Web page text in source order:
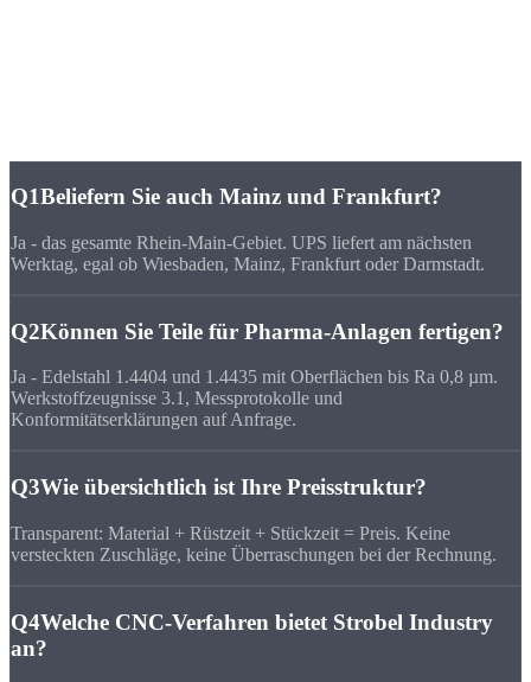
Q1Beliefern Sie auch Mainz und Frankfurt?
Ja - das gesamte Rhein-Main-Gebiet. UPS liefert am nächsten
Werktag, egal ob Wiesbaden, Mainz, Frankfurt oder Darmstadt.
Q2Können Sie Teile für Pharma-Anlagen fertigen?
Ja - Edelstahl 1.4404 und 1.4435 mit Oberflächen bis Ra 0,8 µm.
Werkstoffzeugnisse 3.1, Messprotokolle und
Konformitätserklärungen auf Anfrage.
Q3Wie übersichtlich ist Ihre Preisstruktur?
Transparent: Material + Rüstzeit + Stückzeit = Preis. Keine
versteckten Zuschläge, keine Überraschungen bei der Rechnung.
Q4Welche CNC-Verfahren bietet Strobel Industry
an?